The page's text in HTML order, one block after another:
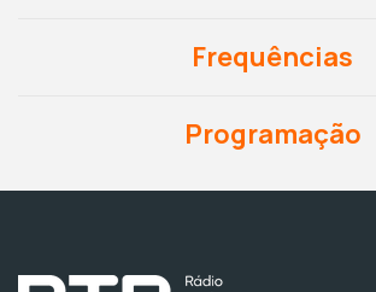
Frequências
Programação